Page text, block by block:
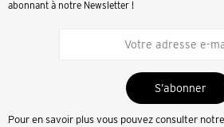
abonnant à notre Newsletter !
S’abonner
Pour en savoir plus vous pouvez consulter notre